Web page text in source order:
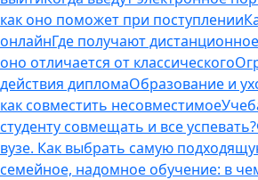
как оно поможет при поступлении
онлайнГде получают
оно отличается от классического
действия дипломаОбразование и
как совместить несовместимое
студенту совмещать и все успевать?
вузе. Как выбрать самую
семейное, надомное обучение: в